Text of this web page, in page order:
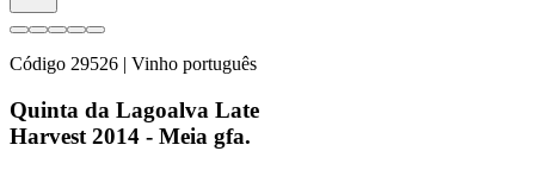
Código 29526 | Vinho português
Quinta da Lagoalva Late
Harvest 2014 - Meia gfa.